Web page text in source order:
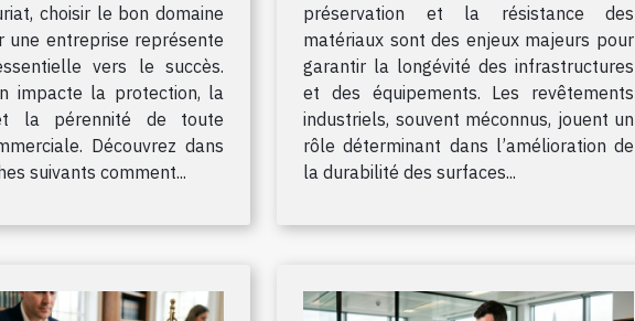
choisir le bon domaine
une entreprise représente
vers le succès.
impacte la protection, la
la pérennité de toute
Découvrez dans
suivants comment...
préservation et la résistance des
matériaux sont des enjeux majeurs pour
garantir la longévité des infrastructures
et des équipements. Les revêtements
industriels, souvent méconnus, jouent un
rôle déterminant dans l’amélioration de
la durabilité des surfaces...